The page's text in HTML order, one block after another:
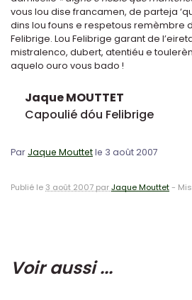
vous lou dise francamen, de parteja
dins lou founs e respetous remèmbre
Felibrige. Lou Felibrige garant de
mistralenco, dubert, atentiéu e
aquelo ouro vous bado !
Jaque MOUTTET
Capoulié dóu Felibrige
Par Jaque Mouttetle 3 août 2007
Publié le 3 août 2007 parJaque Mouttet-
Voir aussi ...